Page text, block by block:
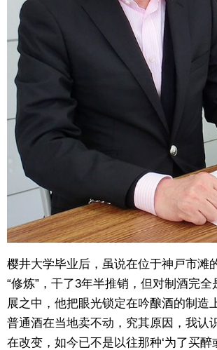
樱井大学毕业后，虽说在位于神戸市滩
“修炼”，干了3年半推销，但对制酒完
展之中，他把眼光锁定在吟酿酒的制造
普通酒在当地卖不动，究其原因，我认
在改变，如今已不是以往那种‘为了买醉